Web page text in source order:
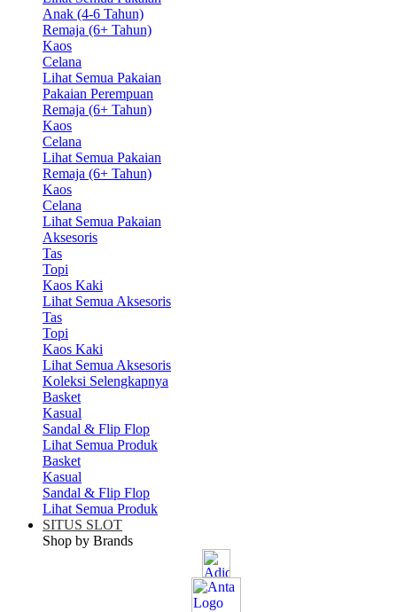
Anak (4-6 Tahun)
Remaja (6+ Tahun)
Kaos
Celana
Lihat Semua Pakaian
Pakaian Perempuan
Remaja (6+ Tahun)
Kaos
Celana
Lihat Semua Pakaian
Remaja (6+ Tahun)
Kaos
Celana
Lihat Semua Pakaian
Aksesoris
Tas
Topi
Kaos Kaki
Lihat Semua Aksesoris
Tas
Topi
Kaos Kaki
Lihat Semua Aksesoris
Koleksi Selengkapnya
Basket
Kasual
Sandal & Flip Flop
Lihat Semua Produk
Basket
Kasual
Sandal & Flip Flop
Lihat Semua Produk
SITUS SLOT
Shop by Brands